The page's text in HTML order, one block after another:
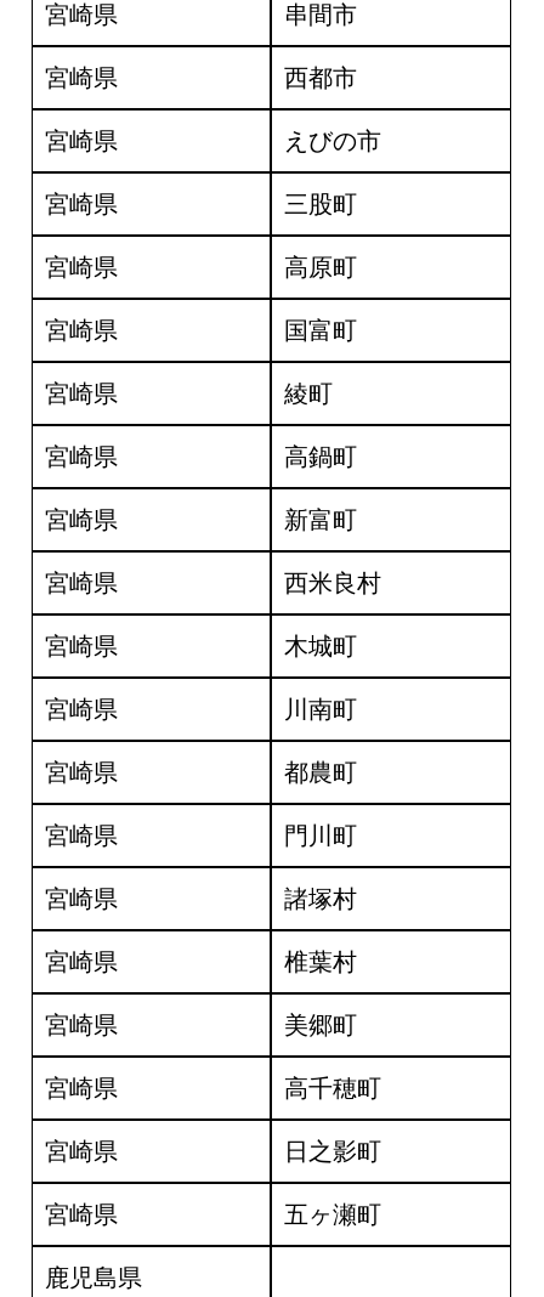
宮崎県 串間市
宮崎県 西都市
宮崎県 えびの市
宮崎県 三股町
宮崎県 高原町
宮崎県 国富町
宮崎県 綾町
宮崎県 高鍋町
宮崎県 新富町
宮崎県 西米良村
宮崎県 木城町
宮崎県 川南町
宮崎県 都農町
宮崎県 門川町
宮崎県 諸塚村
宮崎県 椎葉村
宮崎県 美郷町
宮崎県 高千穂町
宮崎県 日之影町
宮崎県 五ヶ瀬町
鹿児島県